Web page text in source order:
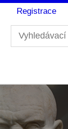
Registrace